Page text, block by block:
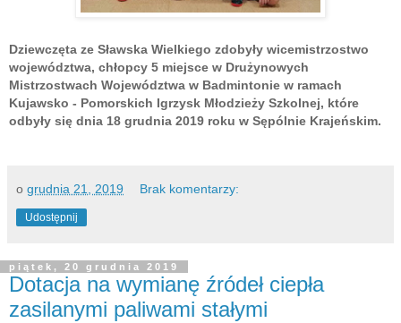
Dziewczęta ze Sławska Wielkiego zdobyły wicemistrzostwo
województwa, chłopcy 5 miejsce w Drużynowych
Mistrzostwach Województwa w Badmintonie w ramach
Kujawsko - Pomorskich Igrzysk Młodzieży Szkolnej, które
odbyły się dnia 18 grudnia 2019 roku w Sępólnie Krajeńskim.
o grudnia 21, 2019 Brak komentarzy:
Udostępnij
piątek, 20 grudnia 2019
Dotacja na wymianę źródeł ciepła
zasilanymi paliwami stałymi